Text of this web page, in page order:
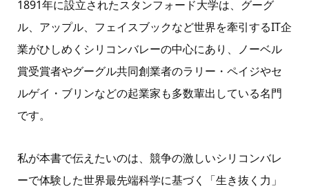
1891年に設立されたスタンフォード大学は、グーグ
ル、アップル、フェイスブックなど世界を牽引するIT企
業がひしめくシリコンバレーの中心にあり、ノーベル
賞受賞者やグーグル共同創業者のラリー・ペイジやセ
ルゲイ・ブリンなどの起業家も多数輩出している名門
です。
私が本書で伝えたいのは、競争の激しいシリコンバレ
ーで体験した世界最先端科学に基づく「生き抜く力」